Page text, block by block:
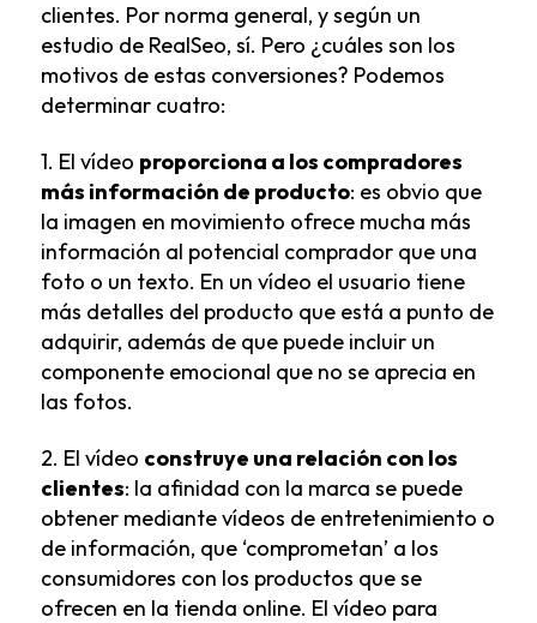
clientes. Por norma general, y según un
estudio de RealSeo, sí. Pero ¿cuáles son los
motivos de estas conversiones? Podemos
determinar cuatro:
1. El vídeo proporciona a los compradores
más información de producto: es obvio que
la imagen en movimiento ofrece mucha más
información al potencial comprador que una
foto o un texto. En un vídeo el usuario tiene
más detalles del producto que está a punto de
adquirir, además de que puede incluir un
componente emocional que no se aprecia en
las fotos.
2. El vídeo construye una relación con los
clientes: la afinidad con la marca se puede
obtener mediante vídeos de entretenimiento o
de información, que ‘comprometan’ a los
consumidores con los productos que se
ofrecen en la tienda online. El vídeo para